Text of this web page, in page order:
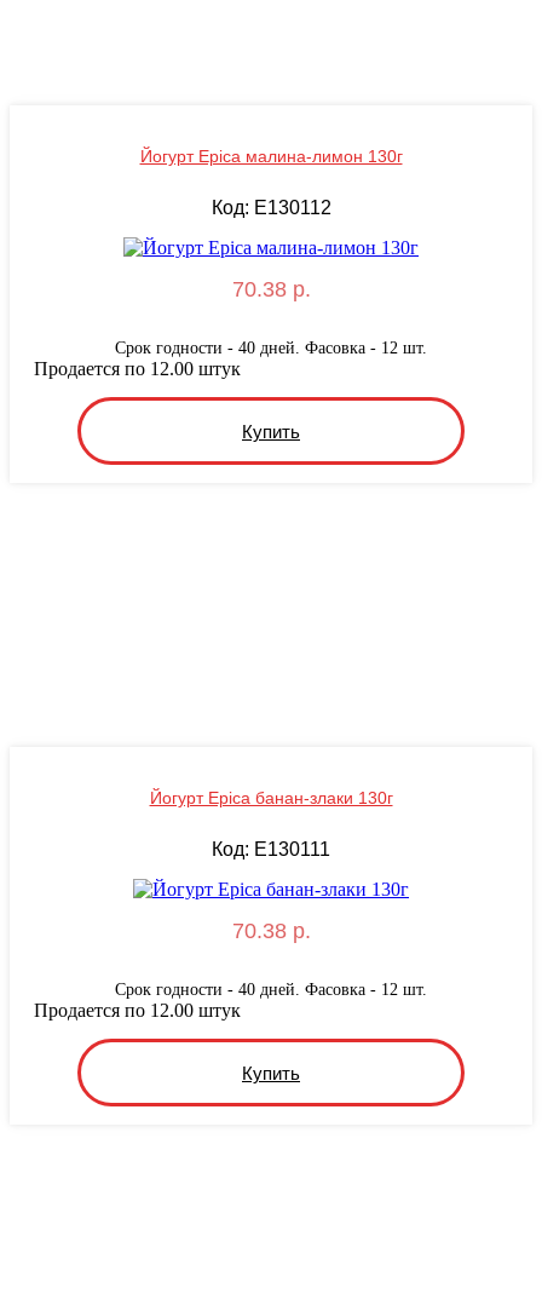
Йогурт Epica малина-лимон 130г
Код: E130112
70.38 р.
Срок годности - 40 дней. Фасовка - 12 шт.
Купить
Продается по 12.00 штук
Йогурт Epica банан-злаки 130г
Код: E130111
70.38 р.
Срок годности - 40 дней. Фасовка - 12 шт.
Купить
Продается по 12.00 штук